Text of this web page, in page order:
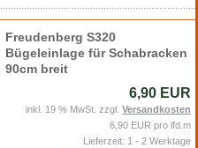
Freudenberg S320
Bügeleinlage für Schabracken
90cm breit
6,90 EUR
inkl. 19 % MwSt. zzgl. Versandkosten
6,90 EUR pro lfd.m
Lieferzeit: 1 - 2 Werktage